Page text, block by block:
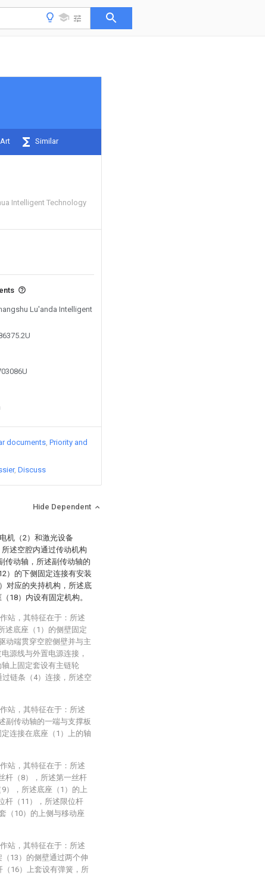
Similar
Intelligent Technology
Lu'anda Intelligent
documents Priority and
Discuss
Hide Dependent
机（2）和激光设备
述空腔内通过传动机构
传动轴，所述副传动轴的
）的下侧固定连接有安装
对应的夹持机构，所述底
18）内设有固定机构。
站，其特征在于：所述
述底座（1）的侧壁固定
动端贯穿空腔侧壁并与主
源线与外置电源连接，
上固定套设有主链轮
过链条（4）连接，所述空
站，其特征在于：所述
副传动轴的一端与支撑板
连接在底座（1）上的轴
站，其特征在于：所述
杆（8），所述第一丝杆
），所述底座（1）的上
杆（11），所述限位杆
（10）的上侧与移动座
站，其特征在于：所述
13）的侧壁通过两个伸
16）上套设有弹簧，所